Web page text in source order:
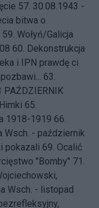
57. 30.08.1943 -
bitwa o
59. Wołyń/Galicja
60. Dekonstrukcja
i IPN prawdę ci
63.
PAŹDZIERNIK
65.
1918-1919 66.
Wsch. - październik
pokazali 69. Ocalić
"Bomby" 71.
Wsch. - listopad